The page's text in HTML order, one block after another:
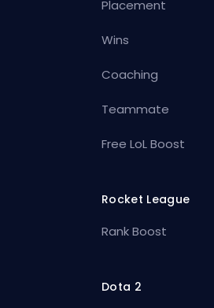
Placement
Wins
Coaching
Teammate
Free LoL Boost
Rocket League
Rank Boost
Dota 2